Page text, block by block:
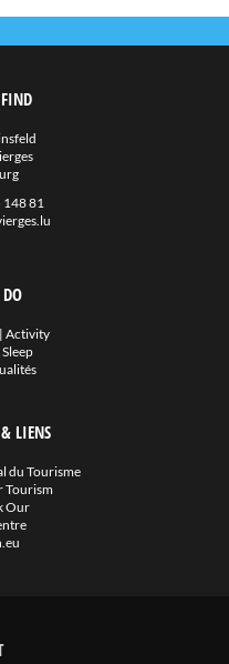
148 81
Activity
Sleep
LIENS
du Tourisme
Tourism
Our